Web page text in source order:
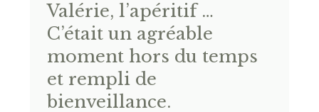
Valérie, l’apéritif …
C’était un agréable
moment hors du temps
et rempli de
bienveillance.